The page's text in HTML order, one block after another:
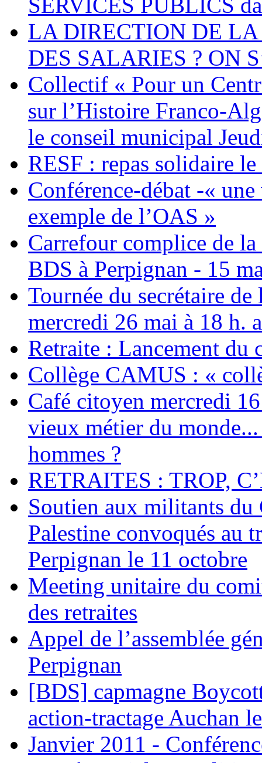
LA DIRECTION DE
DES SALARIES ? ON
Collectif « Pour un
sur l’Histoire Franco-
le conseil municipal
RESF : repas solidaire
Conférence-débat -«
exemple de l’OAS »
Carrefour complice de
BDS à Perpignan - 15
Tournée du secrétaire
mercredi 26 mai à 18 h.
Retraite : Lancement du
Collège CAMUS : «
Café citoyen mercredi
vieux métier du
hommes ?
RETRAITES : TROP,
Soutien aux militants
Palestine convoqués au
Perpignan le 11 octobre
Meeting unitaire du
des retraites
Appel de l’assemblée
Perpignan
[BDS] capmagne
action-tractage Auchan
Janvier 2011 -